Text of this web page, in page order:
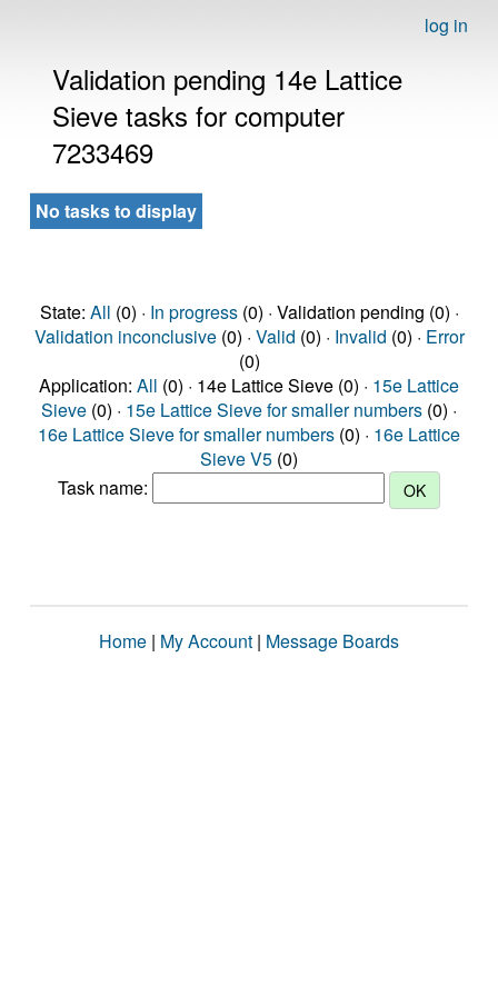
log in
Validation pending 14e Lattice
Sieve tasks for computer
7233469
No tasks to display
State: All (0) · In progress(0) · Validation pending (0) ·
Validation inconclusive(0) · Valid (0) · Invalid (0) · Error
(0)
Application: All (0) · 14e Lattice Sieve (0) · 15e Lattice
Sieve (0) · 15e Lattice Sieve for smaller numbers (0) ·
16e Lattice Sieve for smaller numbers (0) · 16e Lattice
Sieve V5 (0)
Task name:
Home | My Account | Message Boards